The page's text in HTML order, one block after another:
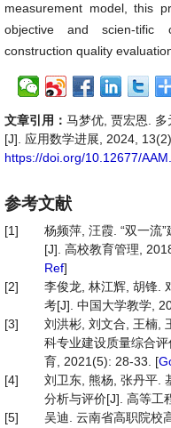
measurement model, this
objective and scien-tific
construction quality
文章引用： 马梦优, 贾宏恩.
[J]. 应用数学进展, 2024,
https://doi.org/10.12677/
参考文献
[1]
杨频萍, 汪霞. “双一流
[J]. 高校教育管理,
Ref]
[2]
李俊龙, 林江辉, 胡锋.
考[J]. 中国大学教学,
[3]
刘洪彬, 刘文合, 王楠,
科专业建设质量综合
育, 2021(5): 28-33. [
[4]
刘卫东, 熊杨, 张丹平.
分析与评价[J]. 高等工
[5]
吴迪. 云南省高职院校